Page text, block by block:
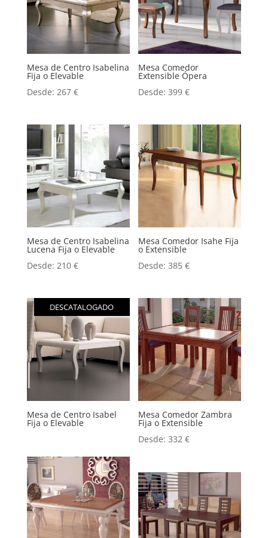
Mesa de Centro Isabelina
Fija o Elevable
Desde: 267 €
Mesa Comedor
Extensible Ópera
Desde:399€
Mesa de Centro Isabelina
Lucena Fija o Elevable
Desde: 210 €
Mesa Comedor Isahe Fija
o Extensible
Desde:385€
DESCATALOGADO
Mesa de Centro Isabel
Fija o Elevable
Mesa Comedor Zambra
Fija o Extensible
Desde:332€